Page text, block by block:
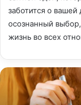
заботится о
осознанный
жизнь во всех